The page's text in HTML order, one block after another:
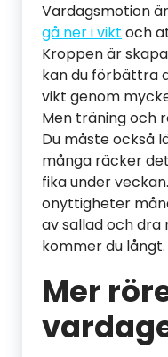
Vardagsmotion
gå ner i vikt och
Kroppen är
kan du förbättra
vikt genom
Men träning och
Du måste också
många räcker
fika under
onyttigheter
av sallad och dra
kommer du långt.
Mer